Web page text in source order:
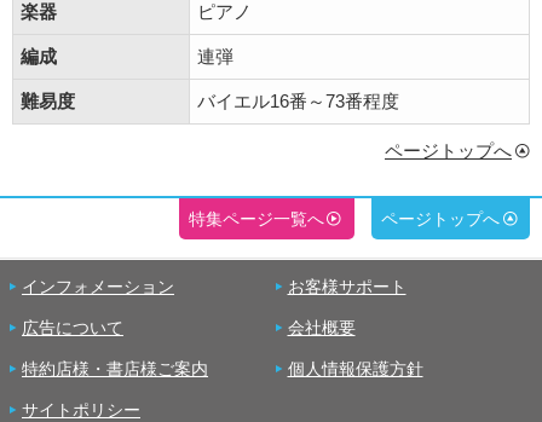
楽器 ピアノ
編成 連弾
難易度 バイエル16番～73番程度
ページトップへ
特集ページ一覧へ ページトップへ
インフォメーション お客様サポート
広告について 会社概要
特約店様・書店様ご案内 個人情報保護方針
サイトポリシー